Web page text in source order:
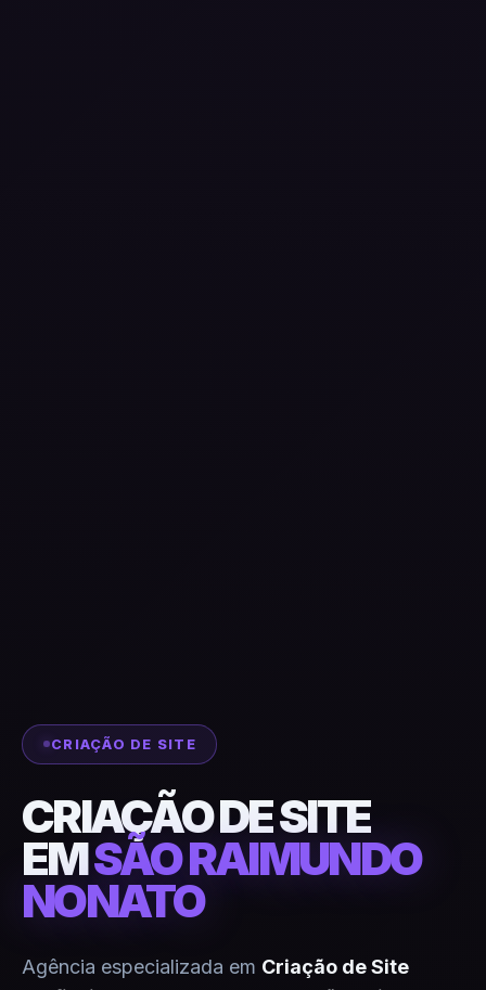
CRIAÇÃO DE SITE
CRIAÇÃO DE SITE
EMSÃO RAIMUNDO
NONATO
Agência especializada em Criação de Site